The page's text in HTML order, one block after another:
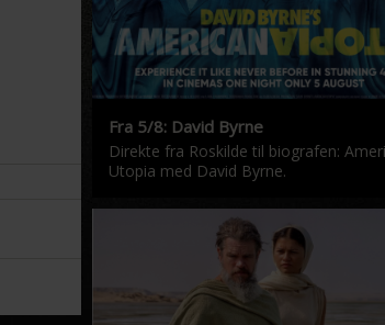
Fra 5/8: David Byrne
Direkte fra Roskilde til biografen:
Utopia med David Byrne.